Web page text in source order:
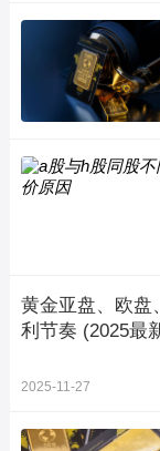
黄金亚盘、欧盘
利节奏 (2025最
2025-11-27